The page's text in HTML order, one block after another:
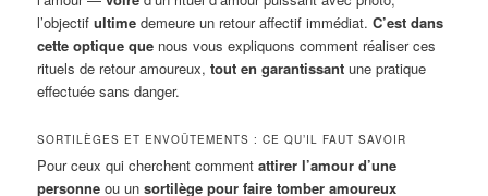
l’objectifultime demeure un retour affectif immédiat.C’est dans
cette optique que nous vous expliquons comment réaliser ces
rituels de retour amoureux,tout en garantissant une pratique
effectuée sans danger.
SORTILÈGES ET ENVOÛTEMENTS : CE QU’IL FAUT SAVOIR
Pour ceux qui cherchent commentattirer l’amour d’une
personne ou unsortilège pour faire tomber amoureux